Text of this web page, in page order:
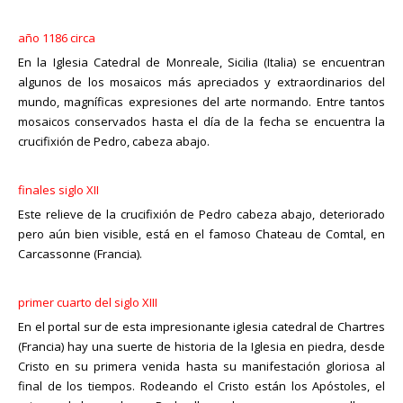
Richbell Meléndez. Laico católico dedicado tiempo completo al
apostolado de la Apologética y subdirector de la Escuela de
Apologética Online DASM.
Esta escapada de Juan XXIII contribuyó a que las doctrinas
conciliaristas se difundiesen públicamente y se propugnase sin
miedo la superioridad del concilio sobre el papa. No pocos de la
Universidad de París allí presentes hablaron contra la plenitud de
toda la embajada francesa, predicó el día
magnificando al concilio y empequeñeciendo la autoridad papal.
Todos los cristianos, incluso el pontífice, tienen que obedecer al
concilio, asistido por el Espíritu Santo; siendo el papado esencial a
la Iglesia, no puede el concilio destruir la potestad pontificia,
establecida por Jesucristo, pero sí puede regular y moderar su
éste cualquier medida que sea necesaria para la extinción del
cisma
.
La tercera sesión solemne tuvo lugar el 26 de marzo de 1415. Sólo
una hora antes de la apertura fueron comunicadas al sacro
colegio las decisiones que se debían promulgar, y que
precedentemente habían sido adoptadas por las naciones. Por
algunos de los mosaicos más apreciados y extraordinarios del
mosaicos conservados hasta el día de la fecha se encuentra la
crucifixión de Pedro, cabeza abajo.
finales siglo XII
pero aún bien visible, está en el famoso Chateau de Comtal, en
primer cuarto del siglo XIII
(Francia) hay una suerte de historia de la Iglesia en piedra, desde
final de los tiempos. Rodeando el Cristo están los Apóstoles, el
primero de los cuales es Pedro, llevando en sus manos una llave y
un leño, que representa su crucifixión.